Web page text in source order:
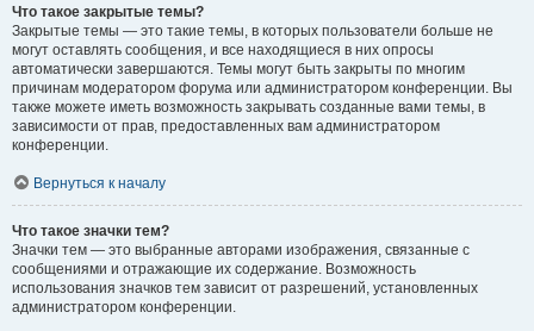
Что такое закрытые темы?
Закрытые темы — это такие темы, в которых пользователи больше не
могут оставлять сообщения, и все находящиеся в них опросы
автоматически завершаются. Темы могут быть закрыты по многим
причинам модератором форума или администратором конференции. Вы
также можете иметь возможность закрывать созданные вами темы, в
зависимости от прав, предоставленных вам администратором
конференции.
Вернуться к началу
Что такое значки тем?
Значки тем — это выбранные авторами изображения, связанные с
сообщениями и отражающие их содержание. Возможность
использования значков тем зависит от разрешений, установленных
администратором конференции.